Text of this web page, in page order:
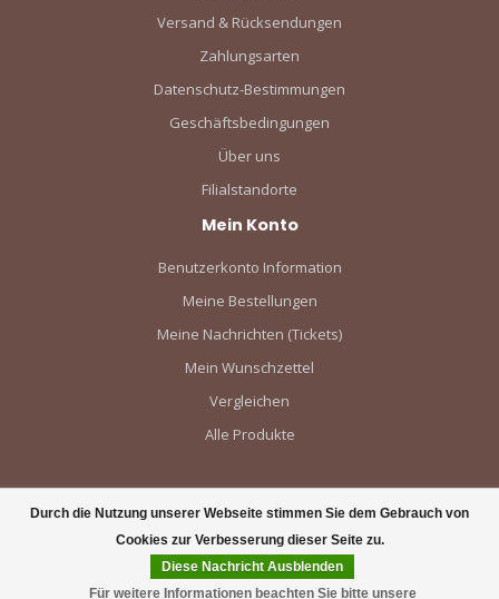
Durch die Nutzung unserer Webseite stimmen Sie dem Gebrauch von
Cookies zur Verbesserung dieser Seite zu.
Diese Nachricht Ausblenden
Für weitere Informationen beachten Sie bitte unsere
Versand & Rücksendungen
Zahlungsarten
Datenschutz-Bestimmungen
Geschäftsbedingungen
Über uns
Filialstandorte
Mein Konto
Benutzerkonto Information
Meine Bestellungen
Meine Nachrichten (Tickets)
Mein Wunschzettel
Vergleichen
Alle Produkte